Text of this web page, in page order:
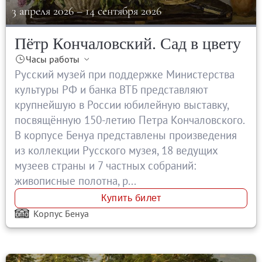
О музее
Генеральный директор
Дирекция
Дворцы и сады
Михайловский дворец
Корпус Бенуа
Михайловский (Инженерный) замок
Мраморный дворец
Строгановский дворец
Домик Петра I
Летний дворец Петра I
Летний сад
Михайловский сад
Восточный павильон Михайловского
3 апреля 2026 – 14 сентября 2026
Пётр Кончаловский. Сад в цвету
Часы работы
Русский музей при поддержке Министерства
культуры РФ и банка ВТБ представляют
крупнейшую в России юбилейную выставку,
посвящённую 150-летию Петра Кончаловского.
В корпусе Бенуа представлены произведения
из коллекции Русского музея, 18 ведущих
музеев страны и 7 частных собраний:
живописные полотна, р...
Купить билет
Корпус Бенуа